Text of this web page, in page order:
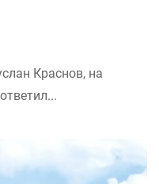
Краснов, на